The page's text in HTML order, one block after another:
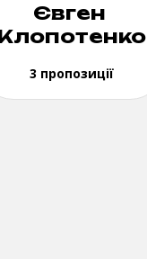
Євген
3 пропозиції